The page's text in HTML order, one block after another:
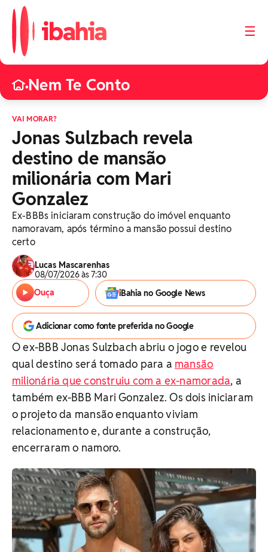
☰
•Nem Te Conto
VAI MORAR?
Jonas Sulzbach revela
destino de mansão
milionária com Mari
Gonzalez
Ex-BBBs iniciaram construção do imóvel enquanto
namoravam, após término a mansão possui destino
certo
Lucas Mascarenhas
08/07/2026 às 7:30
Ouça
iBahia no Google News
Adicionar como fonte preferida no Google
O ex-BBB Jonas Sulzbach abriu o jogo e revelou
qual destino será tomado para a mansão
milionária que construiu com a ex-namorada, a
também ex-BBB Mari Gonzalez. Os dois iniciaram
o projeto da mansão enquanto viviam
relacionamento e, durante a construção,
encerraram o namoro.